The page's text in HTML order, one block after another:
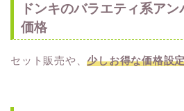
ドンキのバラエティ系ア
価格
セット販売や、少しお得な価格設